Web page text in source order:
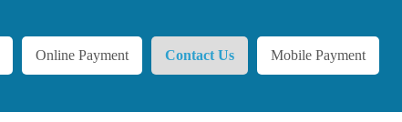
Online Payment Contact Us Mobile Payment